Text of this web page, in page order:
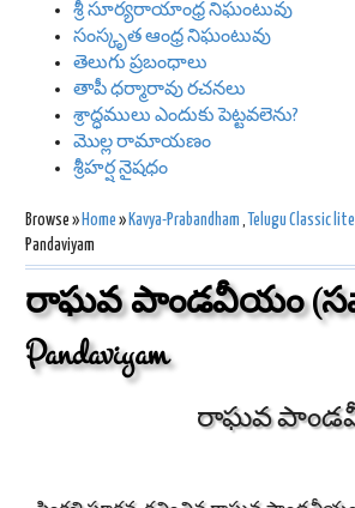
శ్రీ సూర్యరాయాంధ్ర నిఘంటువు
సంస్కృత ఆంధ్ర నిఘంటువు
తెలుగు ప్రబంధాలు
తాపీ ధర్మారావు రచనలు
శ్రాద్ధములు ఎందుకు పెట్టవలెను?
మొల్ల రామాయణం
శ్రీహర్ష నైషధం
Browse » Home » Kavya-Prabandham , Telugu Classic
Pandaviyam
రాఘవ పాండవీయం
Pandaviyam
రాఘవ